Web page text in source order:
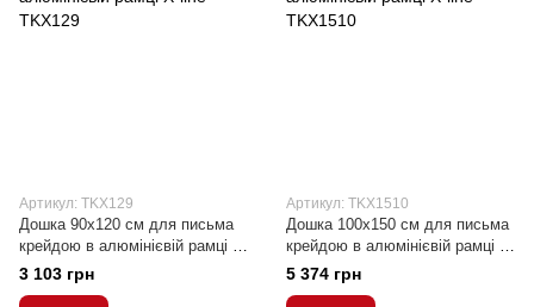
Артикул: TKX129
Дошка 90x120 см для письма
крейдою в алюмінієвій рамці Х-
line
3 103 грн
Артикул: TKX1510
Дошка 100x150 см для письма
крейдою в алюмінієвій рамці Х-
line
5 374 грн